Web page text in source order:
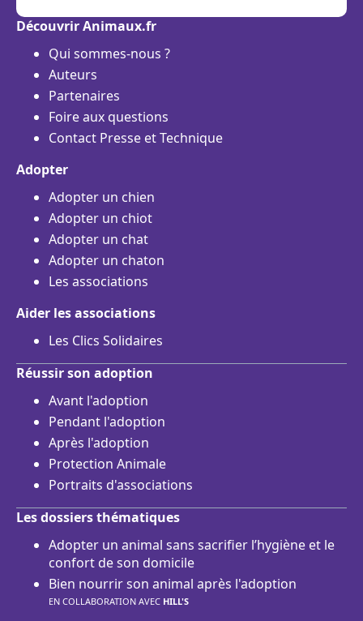
Découvrir Animaux.fr
Qui sommes-nous ?
Auteurs
Partenaires
Foire aux questions
Contact Presse et Technique
Adopter
Adopter un chien
Adopter un chiot
Adopter un chat
Adopter un chaton
Les associations
Aider les associations
Les Clics Solidaires
Réussir son adoption
Avant l'adoption
Pendant l'adoption
Après l'adoption
Protection Animale
Portraits d'associations
Les dossiers thématiques
Adopter un animal sans sacrifier l’hygiène et le
confort de son domicile
Bien nourrir son animal après l'adoption
EN COLLABORATION AVEC HILL'S